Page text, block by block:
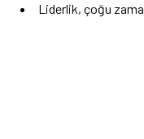
Liderlik, çoğu